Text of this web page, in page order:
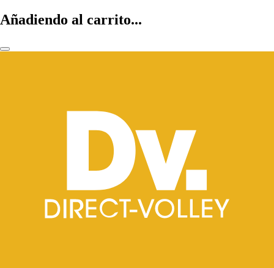
Añadiendo al carrito...